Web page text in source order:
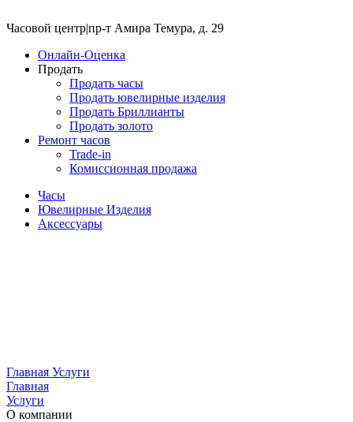
Часовой центр|пр-т Амира Темура, д. 29
Онлайн-Оценка
Продать
Продать часы
Продать ювелирные изделия
Продать Бриллианты
Продать золото
Ремонт часов
Trade-in
Комиссионная продажа
Часы
Ювелирные Изделия
Аксессуары
Главная Услуги
Главная
Услуги
О компании